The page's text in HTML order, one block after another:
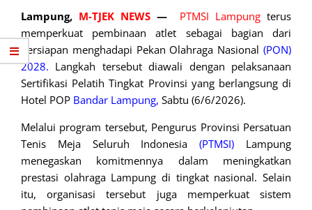
Lampung, M-TJEK NEWS — PTMSI Lampung terus
memperkuat pembinaan atlet sebagai bagian dari
persiapan menghadapi Pekan Olahraga Nasional (PON)
2028. Langkah tersebut diawali dengan pelaksanaan
Sertifikasi Pelatih Tingkat Provinsi yang berlangsung di
Hotel POP Bandar Lampung, Sabtu (6/6/2026).
Melalui program tersebut, Pengurus Provinsi Persatuan
Tenis Meja Seluruh Indonesia(PTMSI) Lampung
menegaskan komitmennya dalam meningkatkan
prestasi olahraga Lampung di tingkat nasional. Selain
itu, organisasi tersebut juga memperkuat sistem